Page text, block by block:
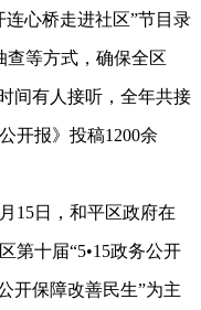
心桥走进社区”节目录
查等方式，确保全区
间有人接听，全年共接
开报》投稿1200余
日，和平区政府在
第十届“5•15政务公开
开保障改善民生”为主